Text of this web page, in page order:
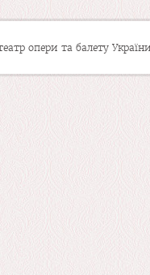
опери та балету